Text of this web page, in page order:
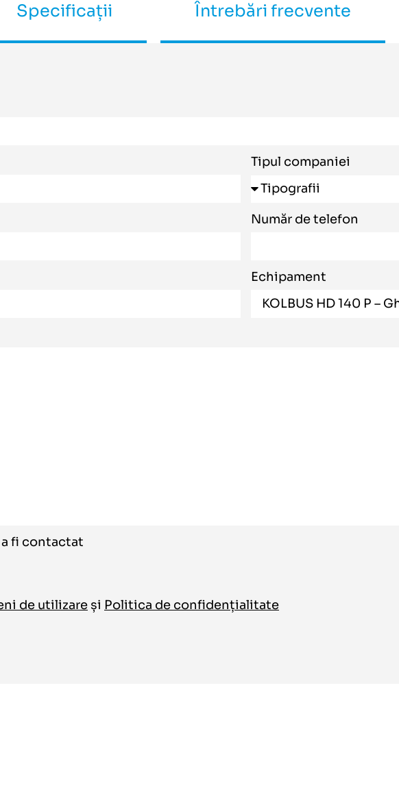
Specificații Întrebări frecvente
Tipul companiei
Număr de telefon
Echipament
fi contactat
de utilizare și Politica de confidențialitate